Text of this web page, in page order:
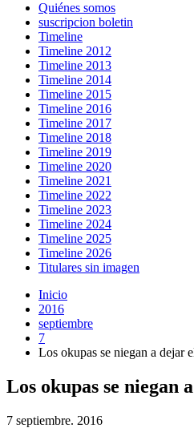
Quiénes somos
suscripcion boletin
Timeline
Timeline 2012
Timeline 2013
Timeline 2014
Timeline 2015
Timeline 2016
Timeline 2017
Timeline 2018
Timeline 2019
Timeline 2020
Timeline 2021
Timeline 2022
Timeline 2023
Timeline 2024
Timeline 2025
Timeline 2026
Titulares sin imagen
Inicio
2016
septiembre
7
Los okupas se niegan a dejar
Los okupas se niegan
7 septiembre. 2016